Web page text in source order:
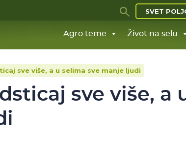
SVET
Agro teme Život na selu
sve više, a u selima sve manje ljudi
sve više, a